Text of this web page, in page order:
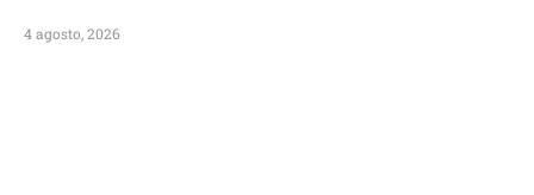
4 agosto, 2026